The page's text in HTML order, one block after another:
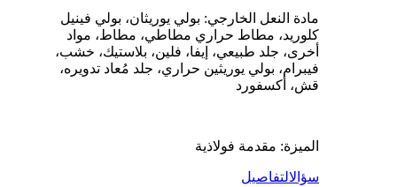
مادة النعل الخارجي: بولي يوريثان، بولي فينيل
كلوريد، مطاط حراري مطاطي، مطاط، مواد
أخرى، جلد طبيعي، إيفا، فلين، بلاستيك، خشب،
فيبرام، بولي يوريثين حراري، جلد مُعاد تدويره،
قش، أكسفورد
الميزة: مقدمة فولاذية
سؤالالتفاصيل